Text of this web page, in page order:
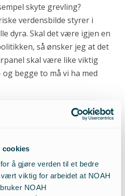
cookies
å gjøre verden til et bedre
viktig for arbeidet at NOAH
NOAH
skyte grevling?
verdensbilde styrer i
dyra. Skal det være igjen en
så ønsker jeg at det
skal være like viktig
begge to må vi ha med
fin opplevelse med ville dyr
at en sommerfugl
en vill tiger som kommer
kjempeopplevelser begge